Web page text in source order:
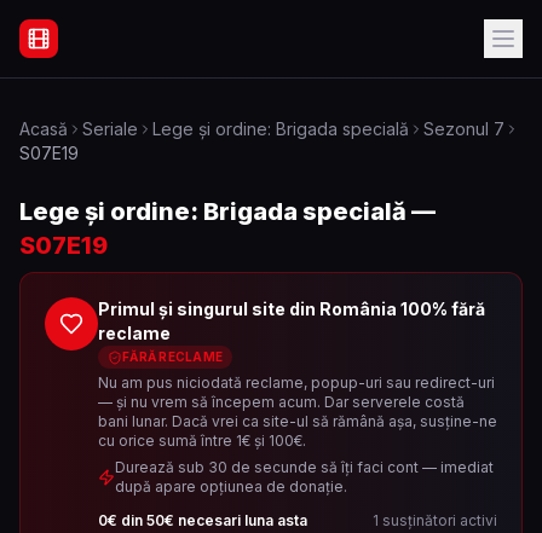
Filme Online Subtitrate - Acasă
Acasă Seriale Lege și ordine: Brigada specială Sezonul 7
S07E19
Lege și ordine: Brigada specială —
S07E19
Primul și singurul site din România 100% fără
reclame
FĂRĂ RECLAME
Nu am pus niciodată reclame, popup-uri sau redirect-uri
— și nu vrem să începem acum. Dar serverele costă
bani lunar. Dacă vrei ca site-ul să rămână așa, susține-ne
cu orice sumă între 1€ și 100€.
Durează sub 30 de secunde să îți faci cont — imediat
după apare opțiunea de donație.
0€ din 50€ necesari luna asta 1 susținători activi